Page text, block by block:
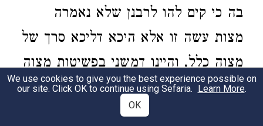
בה כי קים להו לרבנן שלא נאמרה
מצות עשה זו אלא היכא דליכא סרך של
מצוה כלל, והיינו דמשני בפשיטות מצוה
שאני.
We use cookies to give you the best experience possible on
our site. Click OK to continue using Sefaria. Learn More.
OK